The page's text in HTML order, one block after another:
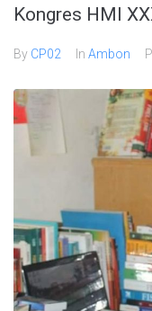
Kongres HMI
By CP02 In Ambon